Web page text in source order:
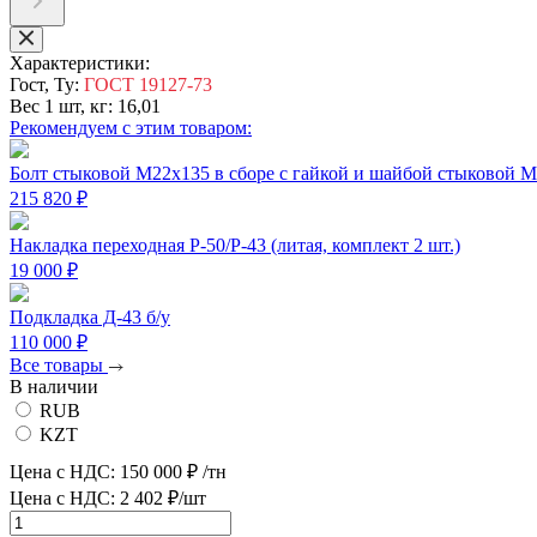
Характеристики:
Гост, Ту: ГОСТ 19127-73
Вес 1 шт, кг: 16,01
Рекомендуем с этим товаром:
Болт стыковой М22х135 в сборе с гайкой и шайбой стыковой
215 820 ₽
Накладка переходная Р-50/Р-43 (литая, комплект 2 шт.)
19 000 ₽
Подкладка Д-43 б/у
110 000 ₽
Все товары
В наличии
RUB
KZT
Цена с НДС: 150 000 ₽ /тн
Цена с НДС: 2 402 ₽/шт